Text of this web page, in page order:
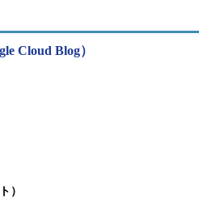
Cloud Blog）
）